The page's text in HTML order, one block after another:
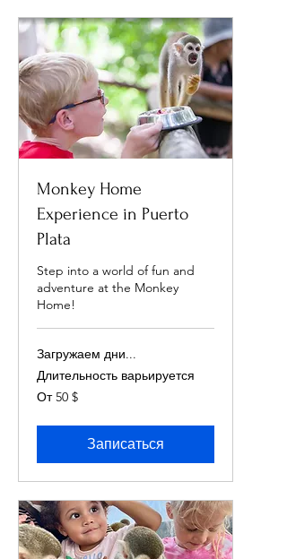
Monkey Home
Experience in Puerto
Plata
Step into a world of fun and
adventure at the Monkey
Home!
Загружаем дни...
Длительность варьируется
От
50
От 50 $
Записаться